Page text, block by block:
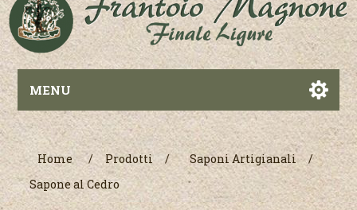
MENU
Home / Prodotti / Saponi Artigianali
/
Sapone al Cedro